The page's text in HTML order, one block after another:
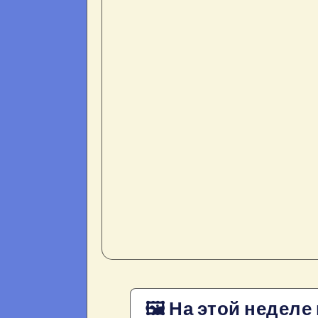
🖼 На этой неделе